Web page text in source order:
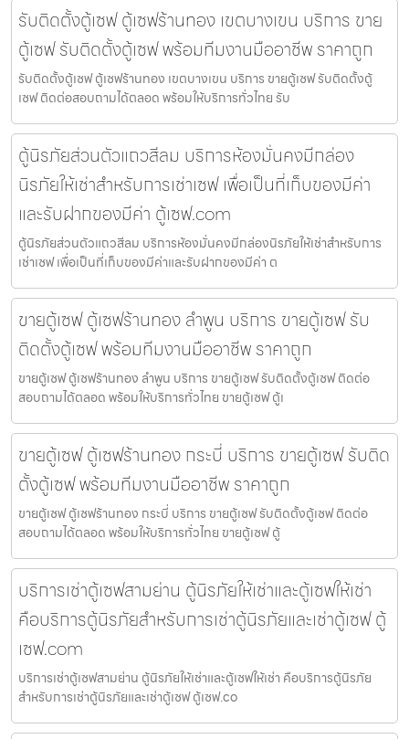
รับติดตั้งตู้เซฟ ตู้เซฟร้านทอง เขตบางเขน บริการ ขาย
ตู้เซฟ รับติดตั้งตู้เซฟ พร้อมทีมงานมืออาชีพ ราคาถูก
รับติดตั้งตู้เซฟ ตู้เซฟร้านทอง เขตบางเขน บริการ ขายตู้เซฟ รับติดตั้งตู้
เซฟ ติดต่อสอบถามได้ตลอด พร้อมให้บริการทั่วไทย รับ
ตู้นิรภัยส่วนตัวแถวสีลม บริการห้องมั่นคงมีกล่อง
นิรภัยให้เช่าสำหรับการเช่าเซฟ เพื่อเป็นที่เก็บของมีค่า
และรับฝากของมีค่า ตู้เซฟ.com
ตู้นิรภัยส่วนตัวแถวสีลม บริการห้องมั่นคงมีกล่องนิรภัยให้เช่าสำหรับการ
เช่าเซฟ เพื่อเป็นที่เก็บของมีค่าและรับฝากของมีค่า ต
ขายตู้เซฟ ตู้เซฟร้านทอง ลำพูน บริการ ขายตู้เซฟ รับ
ติดตั้งตู้เซฟ พร้อมทีมงานมืออาชีพ ราคาถูก
ขายตู้เซฟ ตู้เซฟร้านทอง ลำพูน บริการ ขายตู้เซฟ รับติดตั้งตู้เซฟ ติดต่อ
สอบถามได้ตลอด พร้อมให้บริการทั่วไทย ขายตู้เซฟ ตู้เ
ขายตู้เซฟ ตู้เซฟร้านทอง กระบี่ บริการ ขายตู้เซฟ รับติด
ตั้งตู้เซฟ พร้อมทีมงานมืออาชีพ ราคาถูก
ขายตู้เซฟ ตู้เซฟร้านทอง กระบี่ บริการ ขายตู้เซฟ รับติดตั้งตู้เซฟ ติดต่อ
สอบถามได้ตลอด พร้อมให้บริการทั่วไทย ขายตู้เซฟ ตู้
บริการเช่าตู้เซฟสามย่าน ตู้นิรภัยให้เช่าและตู้เซฟให้เช่า
คือบริการตู้นิรภัยสำหรับการเช่าตู้นิรภัยและเช่าตู้เซฟ ตู้
เซฟ.com
บริการเช่าตู้เซฟสามย่าน ตู้นิรภัยให้เช่าและตู้เซฟให้เช่า คือบริการตู้นิรภัย
สำหรับการเช่าตู้นิรภัยและเช่าตู้เซฟ ตู้เซฟ.co